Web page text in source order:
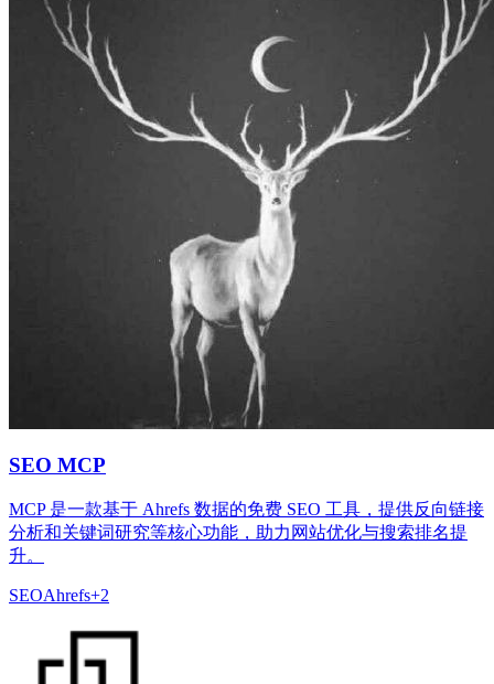
SEO MCP
MCP 是一款基于 Ahrefs 数据的免费 SEO 工具，提供反向链接
分析和关键词研究等核心功能，助力网站优化与搜索排名提
升。
SEOAhrefs+2